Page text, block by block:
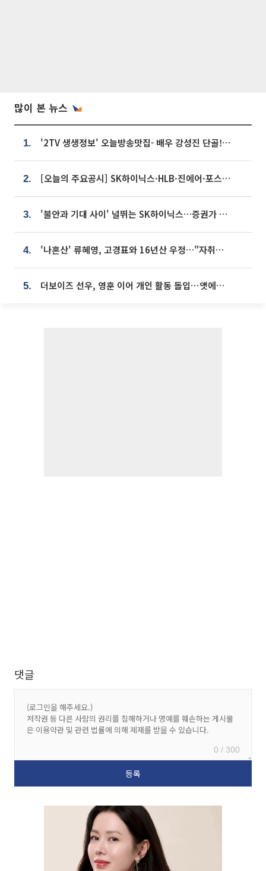
많이 본 뉴스
1. '2TV 생생정보' 오늘방송맛집- 배우 강성진 단골! 쌀국수ㆍ푸팟퐁 커리 맛집 '블○○○'
2. [오늘의 주요공시] SK하이닉스·HLB·진에어·포스코홀딩스·네이버·대우건설 등
3. '불안과 기대 사이' 널뛰는 SK하이닉스…증권가 "HBM4·LTA 기반 펀터멘털 견고"
4. '나혼산' 류혜영, 고경표와 16년산 우정…"자취방서 부모님과 마주쳐"
5. 더보이즈 선우, 영훈 이어 개인 활동 돌입⋯앳에어리어와 전속계약
댓글
0 / 300